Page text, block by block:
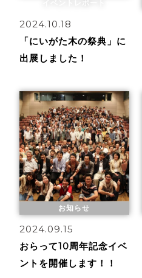
2024.10.18
「にいがた木の祭典」に
出展しました！
お知らせ
2024.09.15
おらって10周年記念イベ
ントを開催します！！